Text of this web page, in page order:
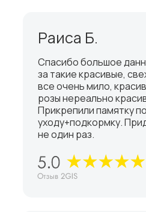
Раиса Б.
Спасибо большое
за такие красивые,
все очень мило,
розы нереально
Прикрепили памятку по
уходу+подкормку.
не один раз.